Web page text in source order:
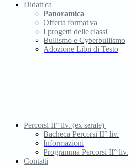
Didattica
Panoramica
Offerta formativa
I progetti delle classi
Bullismo e Cyberbullismo
Adozione Libri di Testo
Percorsi II° liv. (ex serale)
Bacheca Percorsi II° liv.
Informazioni
Programma Percorsi II° liv.
Contatti